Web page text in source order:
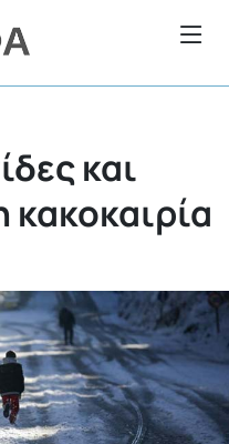
και
κακοκαιρία